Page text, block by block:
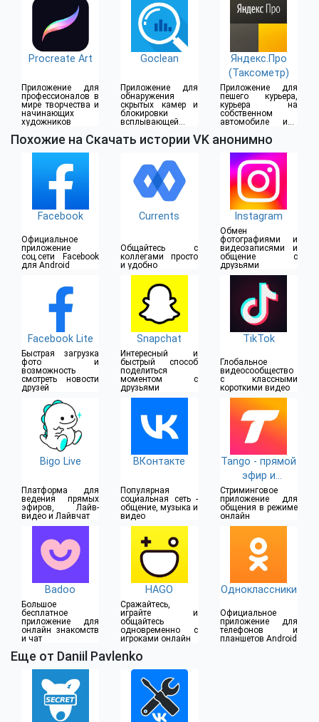
Procreate Art
Приложение для
профессионалов в
мире творчества и
начинающих
художников
Goclean
Приложение для
обнаружения
скрытых камер и
блокировки
всплывающей
Яндекс.Про
(Таксометр)
Приложение для
пешего курьера,
курьера на
собственном
автомобиле или
Похожие на Скачать истории VK анонимно
Facebook
Официальное
приложение
соц.сети Facebook
для Android
Currents
Общайтесь с
коллегами просто
и удобно
Instagram
Обмен
фотографиями и
видеозаписями и
общение с
друзьями
Facebook Lite
Быстрая загрузка
фото и
возможность
смотреть новости
друзей
Snapchat
Интересный и
быстрый способ
поделиться
моментом с
друзьями
TikTok
Глобальное
видеосообщество
с классными
короткими видео
Bigo Live
Платформа для
ведения прямых
эфиров, Лайв-
видео и Лайвчат
ВКонтакте
Популярная
социальная сеть -
общение, музыка и
видео
Tango - прямой
эфир и
видеочат
Стриминговое
приложение для
общения в режиме
онлайн
Badoo
Большое
бесплатное
приложение для
онлайн знакомств
и чат
HAGO
Сражайтесь,
играйте и
общайтесь
одновременно с
игроками онлайн
Одноклассники
Официальное
приложение для
телефонов и
планшетов Android
Еще от Daniil Pavlenko